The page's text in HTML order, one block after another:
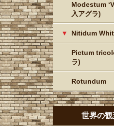
Modestum
入アグラ)
Nitidum
Pictum
ラ)
Rotundum
世界の